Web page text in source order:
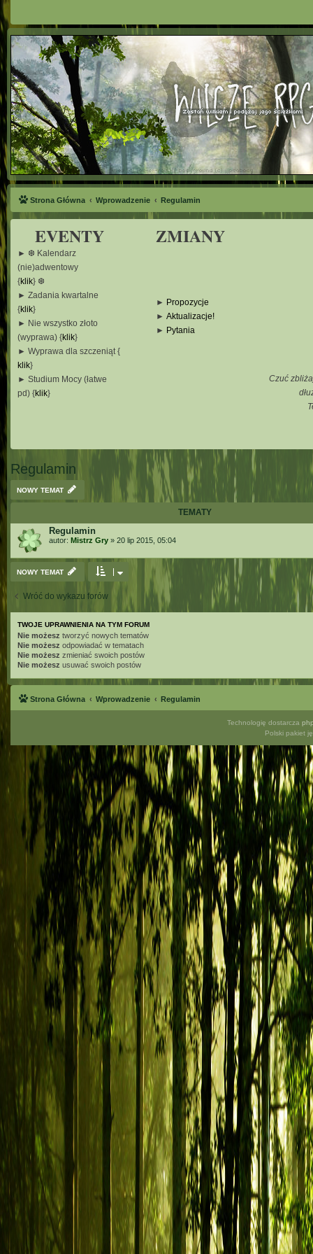
Strona Główna Wprowadzenie Regulamin
EVENTY ZMIANY
► ❆ Kalendarz
(nie)adwentowy
{klik} ❆
► Zadania kwartalne
{klik}
► Nie wszystko złoto
(wyprawa) {klik}
► Wyprawa dla szczeniąt {
klik}
► Studium Mocy (łatwe
pd) {klik}
► Propozycje
► Aktualizacje!
► Pytania
Czuć
Regulamin
NOWY TEMAT
TEMATY
Regulamin
autor: Mistrz Gry » 20 lip 2015, 05:04
NOWY TEMAT
Wróć do wykazu forów
TWOJE UPRAWNIENIA NA TYM FORUM
Nie możesz tworzyć nowych tematów
Nie możesz odpowiadać w tematach
Nie możesz zmieniać swoich postów
Nie możesz usuwać swoich postów
Strona Główna Wprowadzenie Regulamin
Technologię dostarcza
Polski pakiet